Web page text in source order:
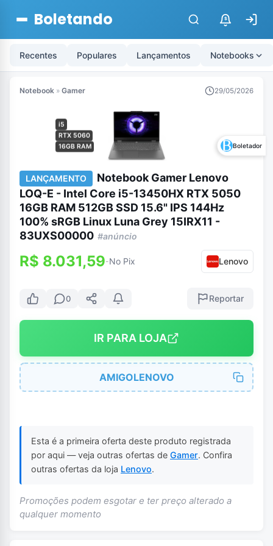
Boletando $
Recentes Populares Lançamentos Notebooks
Notebook » Gamer 29/05/2026
i5
RTX 5060
16GB RAM
Boletador
LANÇAMENTO
Notebook Gamer Lenovo
LOQ-E - Intel Core i5-13450HX RTX 5050
16GB RAM 512GB SSD 15.6" IPS 144Hz
100% sRGB Linux Luna Grey 15IRX11 -
83UXS00000 #anúncio
R$ 8.031,59-No Pix Lenovo
0 Reportar
IR PARA LOJA
AMIGOLENOVO
Esta é a primeira oferta deste produto registrada
por aqui — veja outras ofertas de Gamer. Confira
outras ofertas da loja Lenovo.
Promoções podem esgotar e ter preço alterado a
qualquer momento